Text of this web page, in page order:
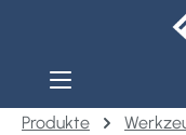
Zum Hauptinhalt
Produkte